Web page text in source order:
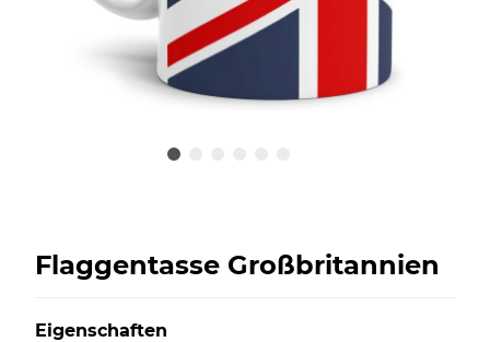
Flaggentasse Großbritannien
Eigenschaften